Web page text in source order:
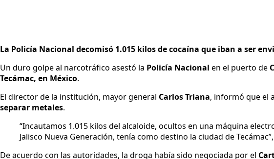
La Policía Nacional decomisó 1.015 kilos de cocaína que iban a ser
Un duro golpe al narcotráfico asestó la Policía Nacional en el puerto de
Tecámac, en México.
El director de la institución, mayor general Carlos Triana, informó que el
separar metales.
“Incautamos 1.015 kilos del alcaloide, ocultos en una máquina
Jalisco Nueva Generación, tenía como destino la ciudad de
De acuerdo con las autoridades, la droga había sido negociada por el